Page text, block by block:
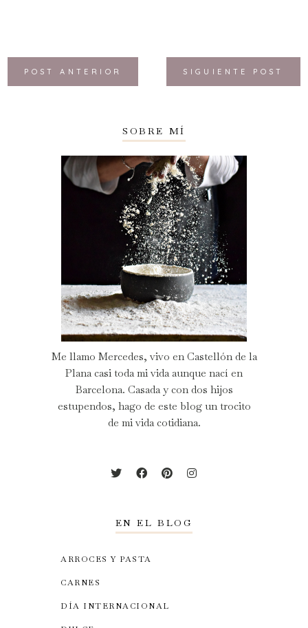
POST ANTERIOR SIGUIENTE POST
SOBRE MÍ
Me llamo Mercedes, vivo en Castellón de la
Plana casi toda mi vida aunque nací en
Barcelona. Casada y con dos hijos
estupendos, hago de este blog un trocito
de mi vida cotidiana.
EN EL BLOG
ARROCES Y PASTA
CARNES
DÍA INTERNACIONAL